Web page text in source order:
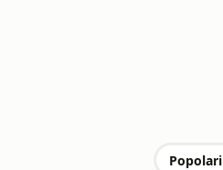
Popolari